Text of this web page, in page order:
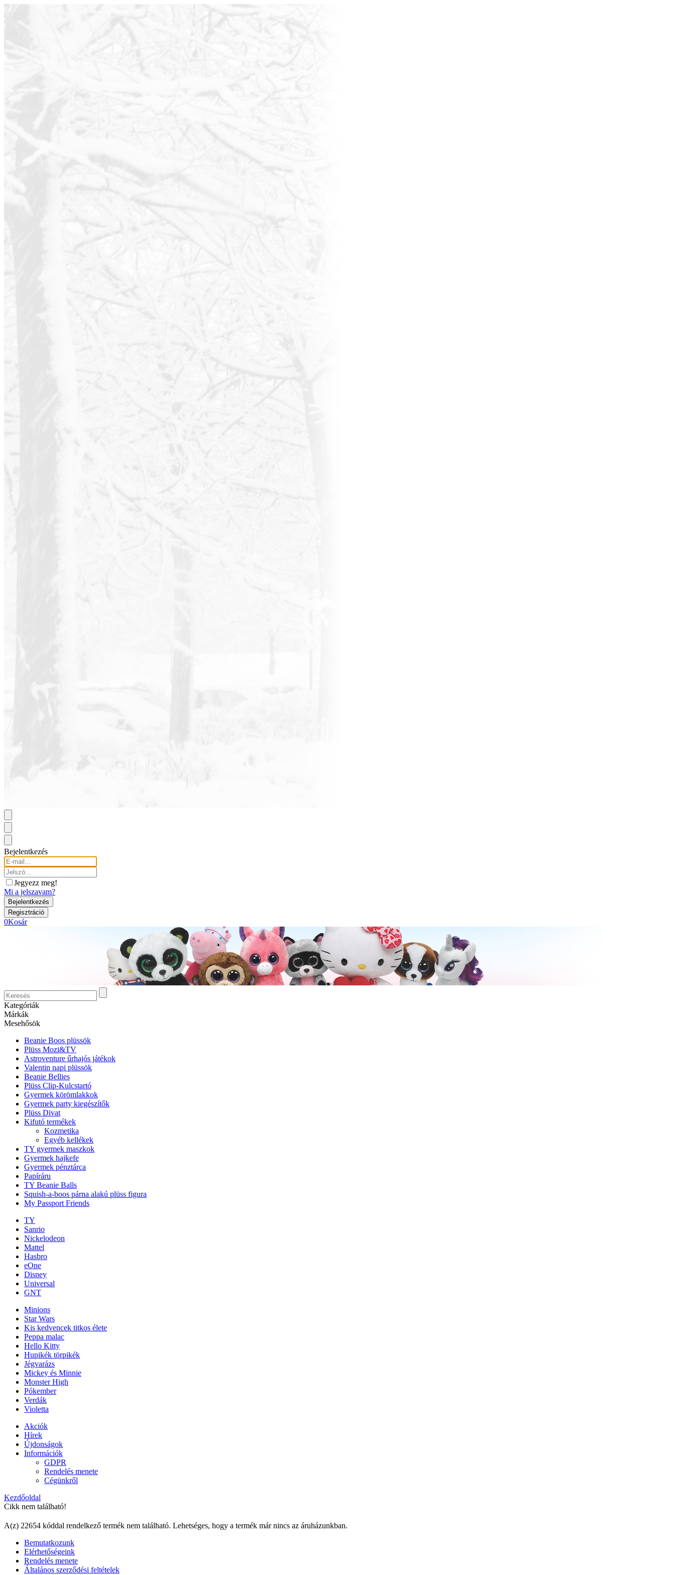
Bejelentkezés
Jegyezz meg!
Mi a jelszavam?
0Kosár
Kategóriák
Márkák
Mesehősök
Beanie Boos plüssök
Plüss Mozi&TV
Astroventure űrhajós játékok
Valentin napi plüssök
Beanie Bellies
Plüss Clip-Kulcstartó
Gyermek körömlakkok
Gyermek party kiegészítők
Plüss Divat
Kifutó termékek
Kozmetika
Egyéb kellékek
TY gyermek maszkok
Gyermek hajkefe
Gyermek pénztárca
Papíráru
TY Beanie Balls
Squish-a-boos párna alakú plüss figura
My Passport Friends
TY
Sanrio
Nickelodeon
Mattel
Hasbro
eOne
Disney
Universal
GNT
Minions
Star Wars
Kis kedvencek titkos élete
Peppa malac
Hello Kitty
Hupikék törpikék
Jégvarázs
Mickey és Minnie
Monster High
Pókember
Verdák
Violetta
Akciók
Hírek
Újdonságok
Információk
GDPR
Rendelés menete
Cégünkről
Kezdőoldal
Cikk nem található!
A(z) 22654 kóddal rendelkező termék nem található. Lehetséges, hogy a termék már nincs az áruházunkban.
Bemutatkozunk
Elérhetőségeink
Rendelés menete
Általános szerződési feltételek